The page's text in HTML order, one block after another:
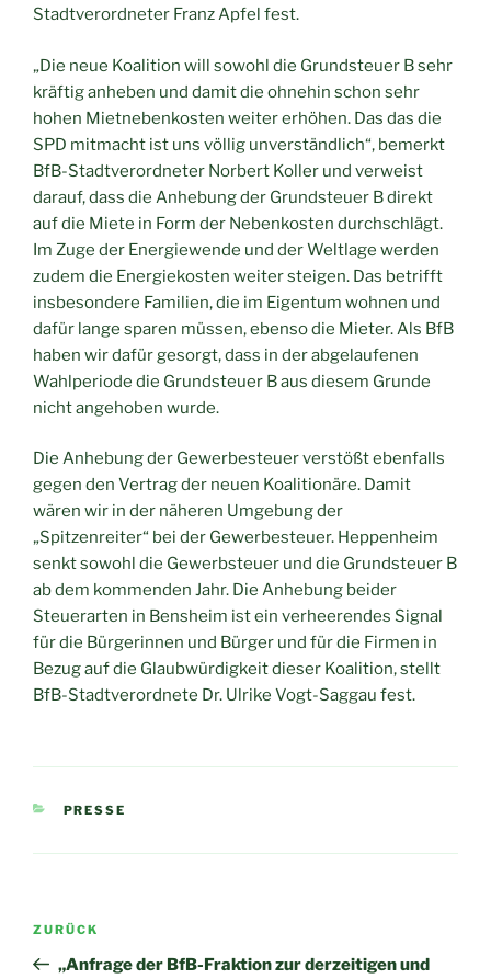
Stadtverordneter Franz Apfel fest.
„Die neue Koalition will sowohl die Grundsteuer B sehr
kräftig anheben und damit die ohnehin schon sehr
hohen Mietnebenkosten weiter erhöhen. Das das die
SPD mitmacht ist uns völlig unverständlich“, bemerkt
BfB-Stadtverordneter Norbert Koller und verweist
darauf, dass die Anhebung der Grundsteuer B direkt
auf die Miete in Form der Nebenkosten durchschlägt.
Im Zuge der Energiewende und der Weltlage werden
zudem die Energiekosten weiter steigen. Das betrifft
insbesondere Familien, die im Eigentum wohnen und
dafür lange sparen müssen, ebenso die Mieter. Als BfB
haben wir dafür gesorgt, dass in der abgelaufenen
Wahlperiode die Grundsteuer B aus diesem Grunde
nicht angehoben wurde.
Die Anhebung der Gewerbesteuer verstößt ebenfalls
gegen den Vertrag der neuen Koalitionäre. Damit
wären wir in der näheren Umgebung der
„Spitzenreiter“ bei der Gewerbesteuer. Heppenheim
senkt sowohl die Gewerbsteuer und die Grundsteuer B
ab dem kommenden Jahr. Die Anhebung beider
Steuerarten in Bensheim ist ein verheerendes Signal
für die Bürgerinnen und Bürger und für die Firmen in
Bezug auf die Glaubwürdigkeit dieser Koalition, stellt
BfB-Stadtverordnete Dr. Ulrike Vogt-Saggau fest.
KATEGORIEN
PRESSE
Beitragsnavigation
Vorheriger
Beitrag
ZURÜCK
„Anfrage der BfB-Fraktion zur derzeitigen und